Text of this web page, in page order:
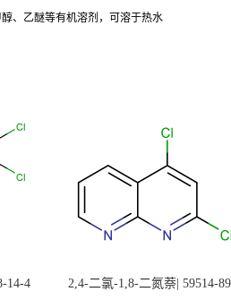
、乙醚等有机溶剂，可溶于热水
14-4 2,4-二氯-1,8-二氮萘| 59514-